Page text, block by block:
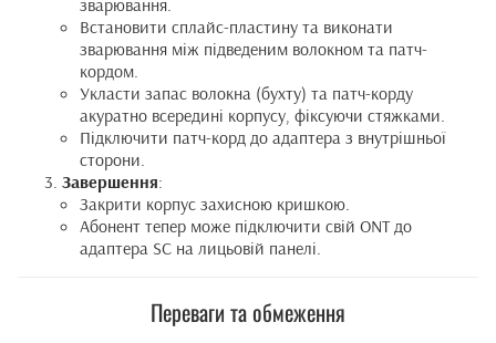
зварювання.
Встановити сплайс-пластину та виконати
зварювання між підведеним волокном та патч-
кордом.
Укласти запас волокна (бухту) та патч-корду
акуратно всередині корпусу, фіксуючи стяжками.
Підключити патч-корд до адаптера з внутрішньої
сторони.
Завершення:
Закрити корпус захисною кришкою.
Абонент тепер може підключити свій ONT до
адаптера SC на лицьовій панелі.
Переваги та обмеження